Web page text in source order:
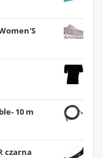
10 m
czarna